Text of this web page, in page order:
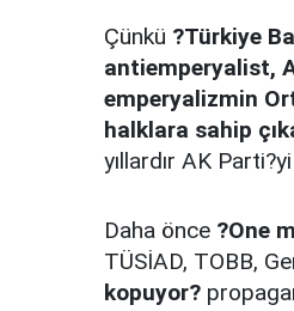
Çünkü ?Türkiye
antiemperyalist,
emperyalizmin
halklara sahip
yıllardır AK
Daha önce ?One
TÜSİAD, TOBB,
kopuyor?